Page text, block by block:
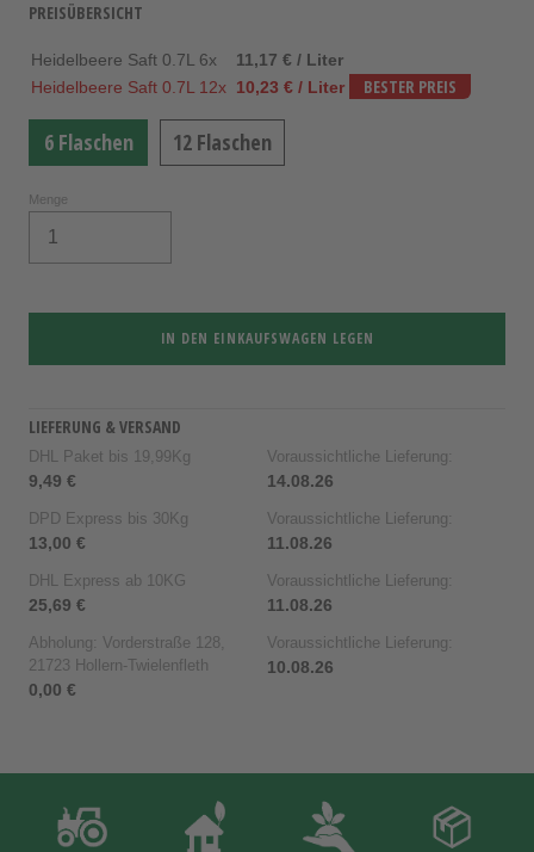
PREISÜBERSICHT
Heidelbeere Saft 0.7L 6x
11,17 € / Liter
Heidelbeere Saft 0.7L 12x 10,23 € / Liter BESTER PREIS
6 Flaschen 12 Flaschen
Menge
IN DEN EINKAUFSWAGEN LEGEN
LIEFERUNG & VERSAND
DHL Paket bis 19,99Kg
9,49 €
Voraussichtliche Lieferung:
14.08.26
DPD Express bis 30Kg
13,00 €
Voraussichtliche Lieferung:
11.08.26
DHL Express ab 10KG
25,69 €
Voraussichtliche Lieferung:
11.08.26
Abholung: Vorderstraße 128,
21723 Hollern-Twielenfleth
0,00 €
Voraussichtliche Lieferung:
10.08.26